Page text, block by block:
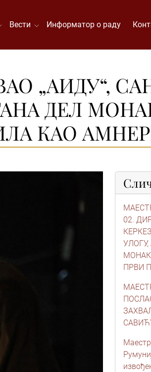
Вести Информатор о раду
„АИДУ“,
ДЕЛ
КАО
02.
ПРВИ